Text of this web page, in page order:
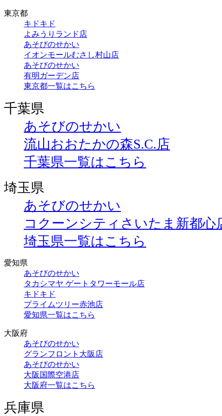
東京都
キドキド
よみうりランド店
あそびのせかい
イオンモールむさし村山店
あそびのせかい
有明ガーデン店
東京都一覧はこちら
千葉県
あそびのせかい
流山おおたかの森S.C.店
千葉県一覧はこちら
埼玉県
あそびのせかい
コクーンシティさいたま新都心
埼玉県一覧はこちら
愛知県
あそびのせかい
タカシマヤ ゲートタワーモール店
キドキド
プライムツリー赤池店
愛知県一覧はこちら
大阪府
あそびのせかい
グランフロント大阪店
あそびのせかい
大阪国際空港店
大阪府一覧はこちら
兵庫県